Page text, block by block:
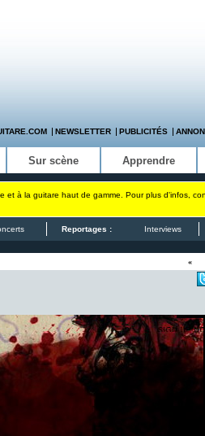
NEWSLETTER PUBLICITÉS
Sur scène Apprendre
à la guitare haut de gamme. Pour plus d'infos,
Reportages : Interviews
«